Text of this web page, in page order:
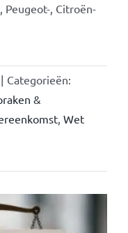
Peugeot-, Citroën-
| Categorieën:
&
, Wet